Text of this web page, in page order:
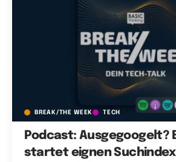
BREAK/THE WEEK TECH
Podcast: Ausgegoogelt?
startet eignen